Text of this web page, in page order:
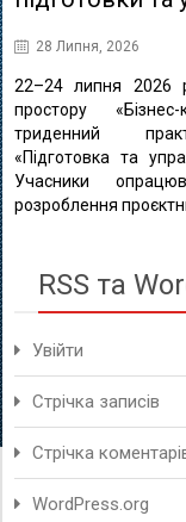
28 Липня, 2026
22–24 липня 2026
простору
триденний
«Підготовка та
Учасники
розроблення
RSS та
Увійти
Стрічка записів
Стрічка
WordPress.org